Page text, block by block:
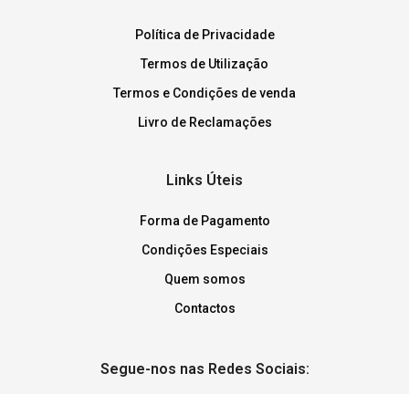
Política de Privacidade
Termos de Utilização
Termos e Condições de venda
Livro de Reclamações
Links Úteis
Forma de Pagamento
Condições Especiais
Quem somos
Contactos
Segue-nos nas Redes Sociais: